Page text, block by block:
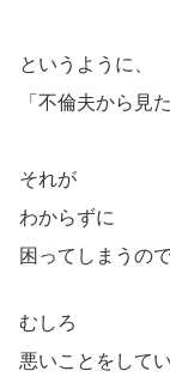
というように、
「不倫夫から見
それが
わからずに
困ってしまうので
むしろ
悪いことをして